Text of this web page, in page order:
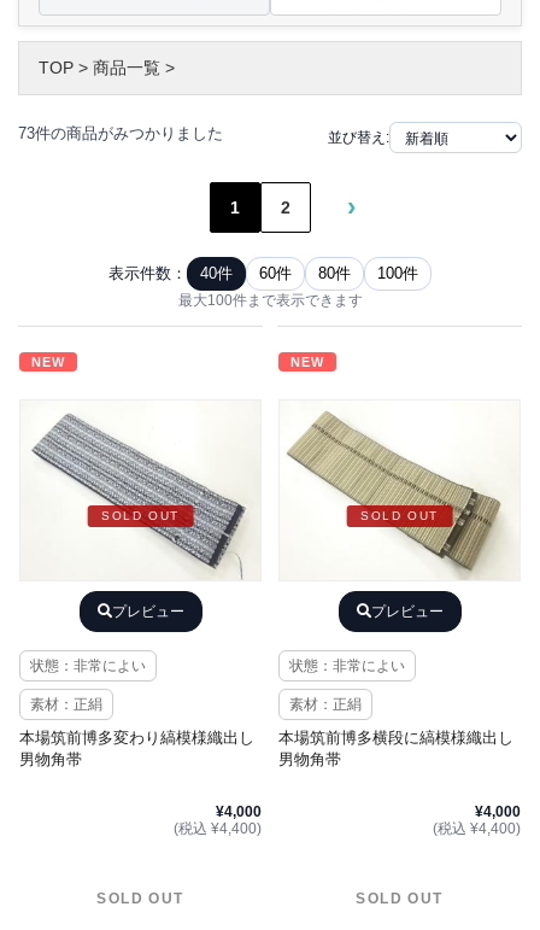
TOP > 商品一覧 >
73件の商品がみつかりました 並び替え:
1 2 ›
表示件数： 40件 60件 80件 100件
最大100件まで表示できます
NEW
SOLD OUT
プレビュー
状態：非常によい
素材：正絹
本場筑前博多変わり縞模様織出し
男物角帯
¥4,000
(税込 ¥4,400)
SOLD OUT
NEW
SOLD OUT
プレビュー
状態：非常によい
素材：正絹
本場筑前博多横段に縞模様織出し
男物角帯
¥4,000
(税込 ¥4,400)
SOLD OUT